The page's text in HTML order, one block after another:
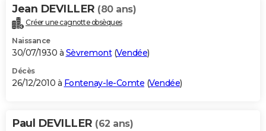
Jean DEVILLER (80 ans)
Créer une cagnotte obsèques
Naissance
30/07/1930 à Sèvremont(Vendée)
Décès
26/12/2010 à Fontenay-le-Comte (Vendée)
Paul DEVILLER (62 ans)